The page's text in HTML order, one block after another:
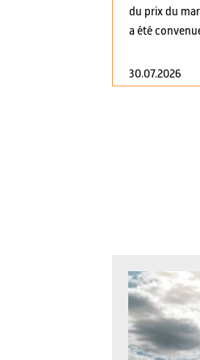
du prix du
a été
30.07.2026